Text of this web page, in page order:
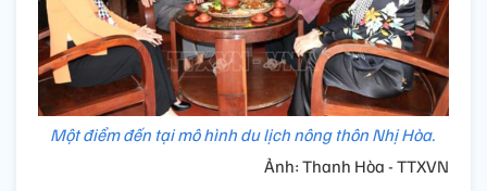
Một điểm đến tại mô hình du lịch nông thôn Nhị Hòa.
Ảnh: Thanh Hòa - TTXVN